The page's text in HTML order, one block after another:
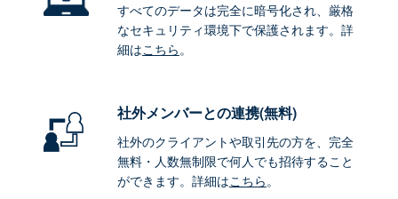
すべてのデータは完全に暗号化され、厳格
なセキュリティ環境下で保護されます。詳
細はこちら。
社外メンバーとの連携(無料)
社外のクライアントや取引先の方を、完全
無料・人数無制限で何人でも招待すること
ができます。詳細はこちら。